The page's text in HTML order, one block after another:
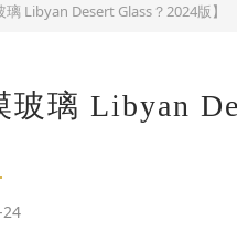
Libyan Desert Glass？2024版】
璃 Libyan